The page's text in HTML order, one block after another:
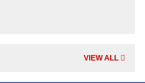
VIEW ALL